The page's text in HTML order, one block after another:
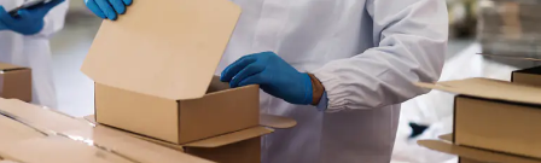
NIEUWS & INSPIRATIE
Nieuws